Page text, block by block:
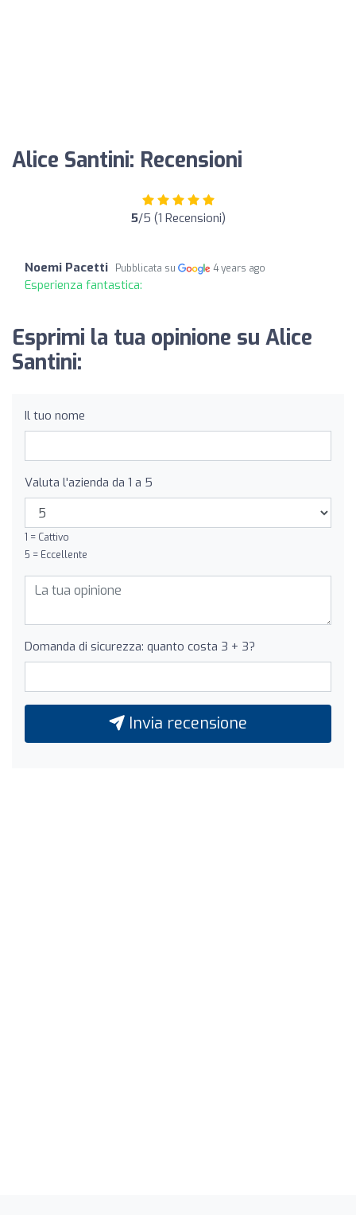
Alice Santini: Recensioni
5/5 (1 Recensioni)
Noemi Pacetti Pubblicata su 4 years ago
Esperienza fantastica:
Esprimi la tua opinione su Alice
Santini:
Il tuo nome
Valuta l'azienda da 1 a 5
1 = Cattivo
5 = Eccellente
Domanda di sicurezza: quanto costa 3 + 3?
Invia recensione